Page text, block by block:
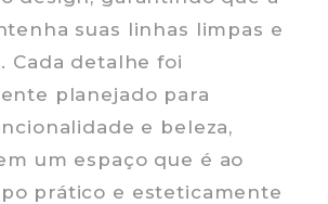
suas linhas limpas e
Cada detalhe foi
planejado para
e beleza,
um espaço que é ao
prático e esteticamente